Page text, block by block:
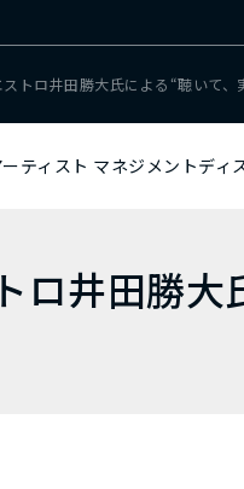
トロ井田勝大氏による“聴いて、
ーティスト マネジメントディ
ロ井田勝大